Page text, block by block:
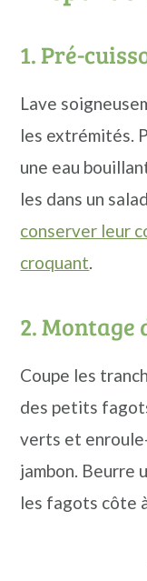
1. Pré-
Lave
les extrémités.
une eau
les dans un
conserver leur
croquant.
2. Montage
Coupe les
des petits
verts et
jambon. Beurre
les fagots côte